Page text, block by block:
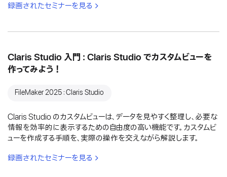
録画されたセミナーを見る
Claris Studio 入門：Claris Studio でカスタムビューを
作ってみよう！
FileMaker 2025：Claris Studio
Claris Studio のカスタムビューは、データを見やすく整理し、必要な
情報を効率的に表示するための自由度の高い機能です。カスタムビ
ューを作成する手順を、実際の操作を交えながら解説します。
録画されたセミナーを見る